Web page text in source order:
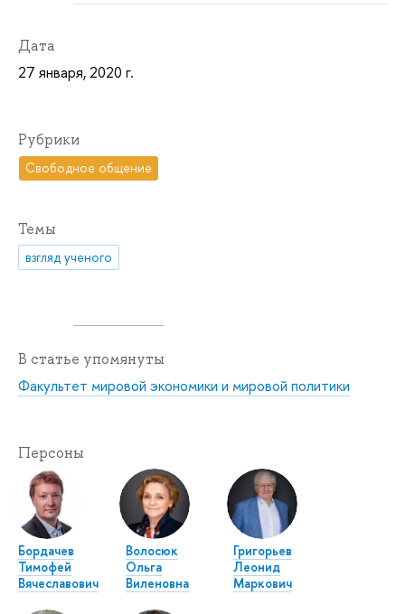
Дата
27 января, 2020 г.
Рубрики
Свободное общение
Темы
взгляд ученого
В статье упомянуты
Факультет мировой экономики и мировой политики
Персоны
Бордачев
Тимофей
Вячеславович
Волосюк
Ольга
Виленовна
Григорьев
Леонид
Маркович